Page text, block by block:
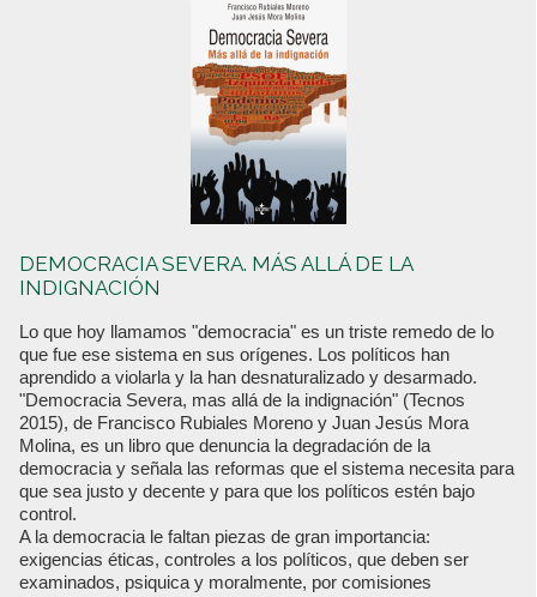
DEMOCRACIA SEVERA. MÁS ALLÁ DE LA
INDIGNACIÓN
Lo que hoy llamamos "democracia" es un triste remedo de lo
que fue ese sistema en sus orígenes. Los políticos han
aprendido a violarla y la han desnaturalizado y desarmado.
"Democracia Severa, mas allá de la indignación" (Tecnos
2015), de Francisco Rubiales Moreno y Juan Jesús Mora
Molina, es un libro que denuncia la degradación de la
democracia y señala las reformas que el sistema necesita para
que sea justo y decente y para que los políticos estén bajo
control.
A la democracia le faltan piezas de gran importancia:
exigencias éticas, controles a los políticos, que deben ser
examinados, psiquica y moralmente, por comisiones